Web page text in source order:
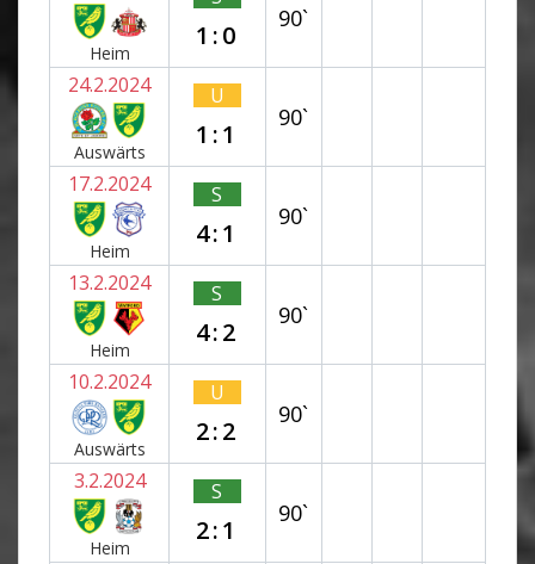
Heim
1:0
90`
24.2.2024
Auswärts
U
1:1
90`
17.2.2024
Heim
S
4:1
90`
13.2.2024
Heim
S
4:2
90`
10.2.2024
Auswärts
U
2:2
90`
3.2.2024
Heim
S
2:1
90`